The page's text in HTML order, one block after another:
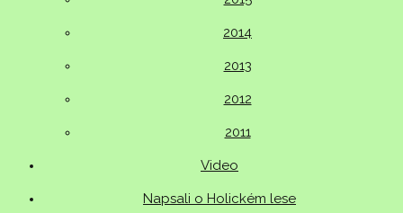
2014
2013
2012
2011
Video
Napsali o Holickém lese